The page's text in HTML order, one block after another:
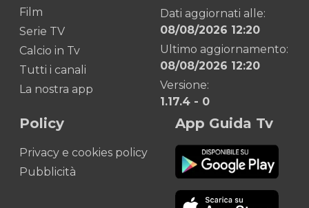
Film
Serie TV
Calcio in Tv
Tutti i canali
La nostra app
Dati aggiornati alle:
08/08/2026 12:20
Ultimo aggiornamento:
08/08/2026 12:20
Versione:
1.17.4 - 0
Policy
Privacy e cookies policy
Pubblicità
App Guida Tv